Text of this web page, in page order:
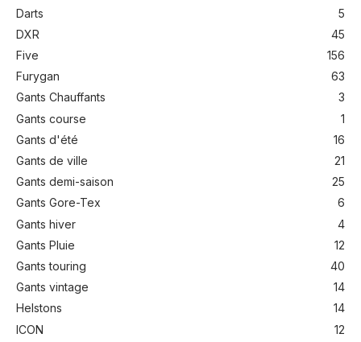
Darts
5
DXR
45
Five
156
Furygan
63
Gants Chauffants
3
Gants course
1
Gants d'été
16
Gants de ville
21
Gants demi-saison
25
Gants Gore-Tex
6
Gants hiver
4
Gants Pluie
12
Gants touring
40
Gants vintage
14
Helstons
14
ICON
12